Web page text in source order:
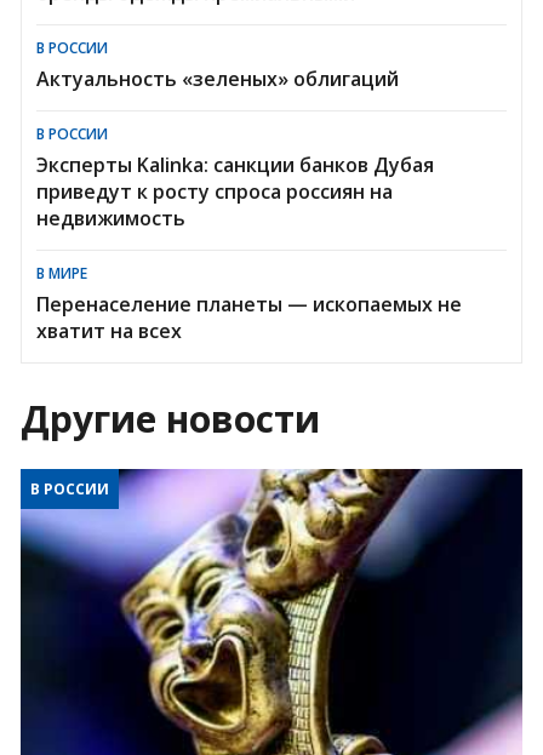
В РОССИИ
Актуальность «зеленых» облигаций
В РОССИИ
Эксперты Kalinka: санкции банков Дубая
приведут к росту спроса россиян на
недвижимость
В МИРЕ
Перенаселение планеты — ископаемых не
хватит на всех
Другие новости
В РОССИИ